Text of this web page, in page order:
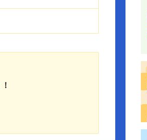
！